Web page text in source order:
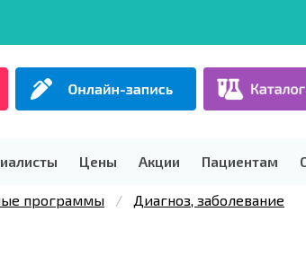
Цены Акции Пациентам
программы
Диагноз, заболевание